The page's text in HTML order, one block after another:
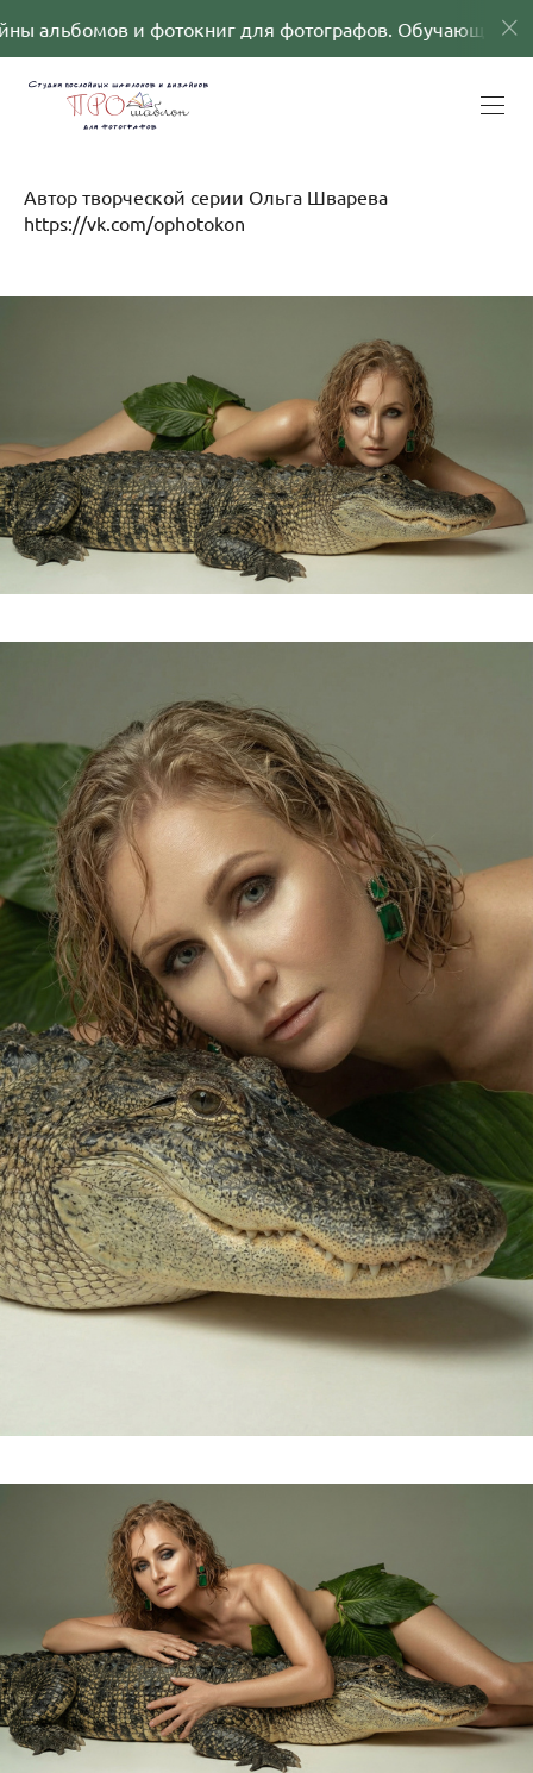
и фотокниг для фотографов. Обучающие программы
Автор творческой серии Ольга Шварева
https://vk.com/ophotokon